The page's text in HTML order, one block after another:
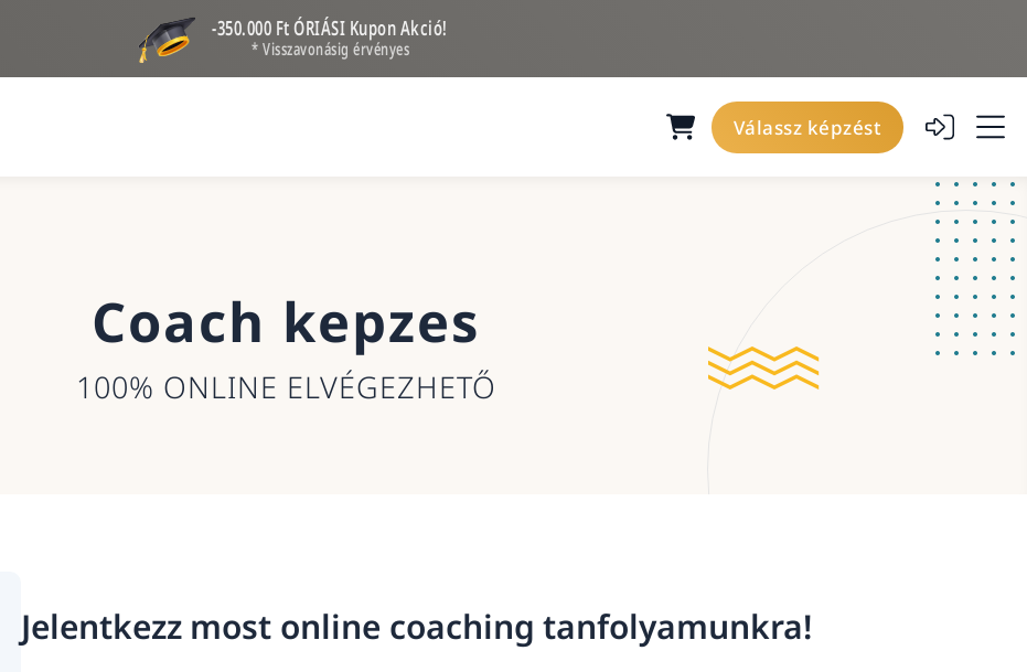
-350.000 Ft ÓRIÁSI Kupon Akció!
* Visszavonásig érvényes
Válassz képzést
Coach kepzes
100% ONLINE ELVÉGEZHETŐ
Jelentkezz most online coaching tanfolyamunkra!